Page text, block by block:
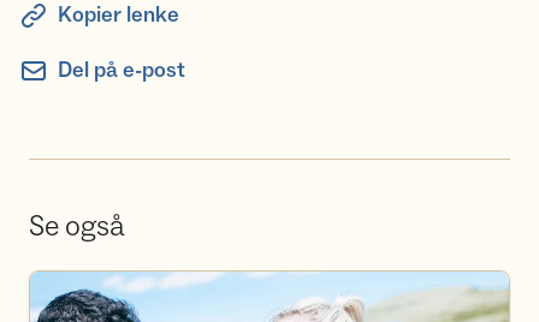
Kopier lenke
Del på e-post
Se også
Bli frivillig